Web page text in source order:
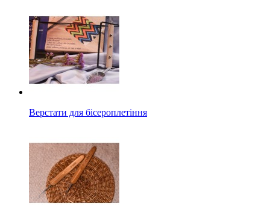
Верстати для бісероплетіння